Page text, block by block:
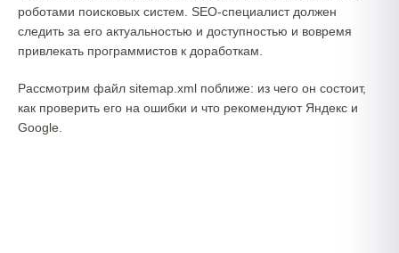
роботами поисковых систем. SEO-специалист должен
следить за его актуальностью и доступностью и вовремя
привлекать программистов к доработкам.
Рассмотрим файл sitemap.xml поближе: из чего он состоит,
как проверить его на ошибки и что рекомендуют Яндекс и
Google.